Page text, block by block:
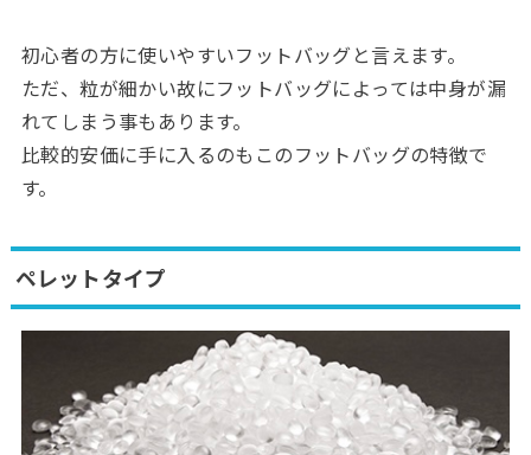
初心者の方に使いやすいフットバッグと言えます。
ただ、粒が細かい故にフットバッグによっては中身が漏
れてしまう事もあります。
比較的安価に手に入るのもこのフットバッグの特徴で
す。
ペレットタイプ